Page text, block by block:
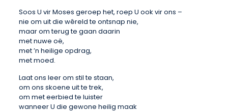
Soos U vir Moses geroep het, roep U ook vir ons –
nie om uit die wêreld te ontsnap nie,
maar om terug te gaan daarin
met nuwe oë,
met ’n heilige opdrag,
met moed.
Laat ons leer om stil te staan,
om ons skoene uit te trek,
om met eerbied te luister
wanneer U die gewone heilig maak